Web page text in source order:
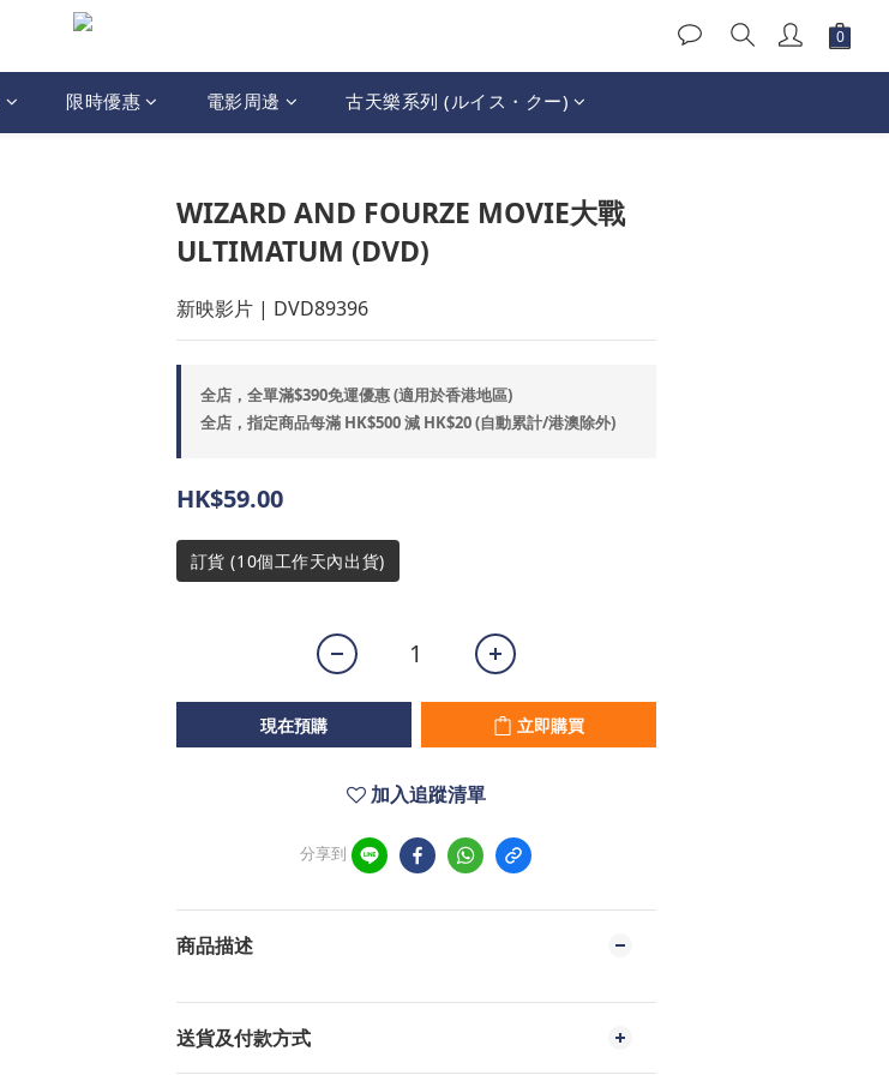
限時優惠 電影周邊 古天樂系列 (ルイス・クー)
WIZARD AND FOURZE MOVIE大戰
ULTIMATUM (DVD)
新映影片 | DVD89396
全店，全單滿$390免運優惠 (適用於香港地區)
全店，指定商品每滿 HK$500 減 HK$20 (自動累計/港澳除外)
HK$59.00
訂貨 (10個工作天內出貨)
現在預購 立即購買
加入追蹤清單
分享到
商品描述
送貨及付款方式